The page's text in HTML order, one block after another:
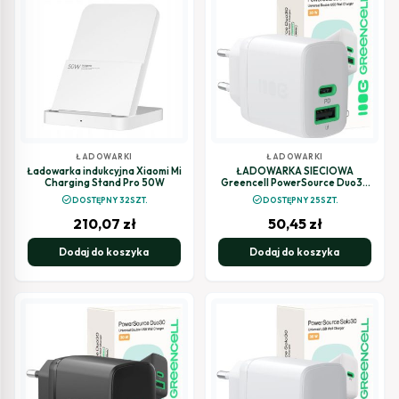
ŁADOWARKI
Ładowarka indukcyjna Xiaomi Mi
Charging Stand Pro 50W
check_circleDOSTĘPNY 32SZT.
210,07 zł
Dodaj do koszyka
ŁADOWARKI
ŁADOWARKA SIECIOWA
Greencell PowerSource Duo30
30W 1xUSB-C 1xUSB-A PD 3.0 QC
4.0+ biała
check_circleDOSTĘPNY 25SZT.
50,45 zł
Dodaj do koszyka